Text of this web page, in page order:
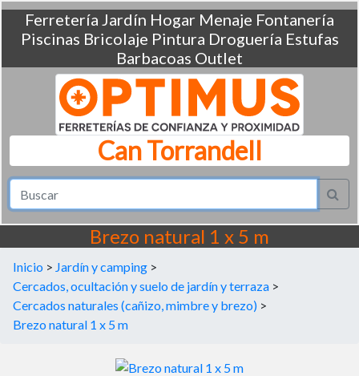
Ferretería Jardín Hogar Menaje Fontanería
Piscinas Bricolaje Pintura Droguería Estufas
Barbacoas Outlet
Can Torrandell
Brezo natural 1 x 5 m
Inicio > Jardín y camping >
Cercados, ocultación y suelo de jardín y terraza >
Cercados naturales (cañizo, mimbre y brezo) >
Brezo natural 1 x 5 m